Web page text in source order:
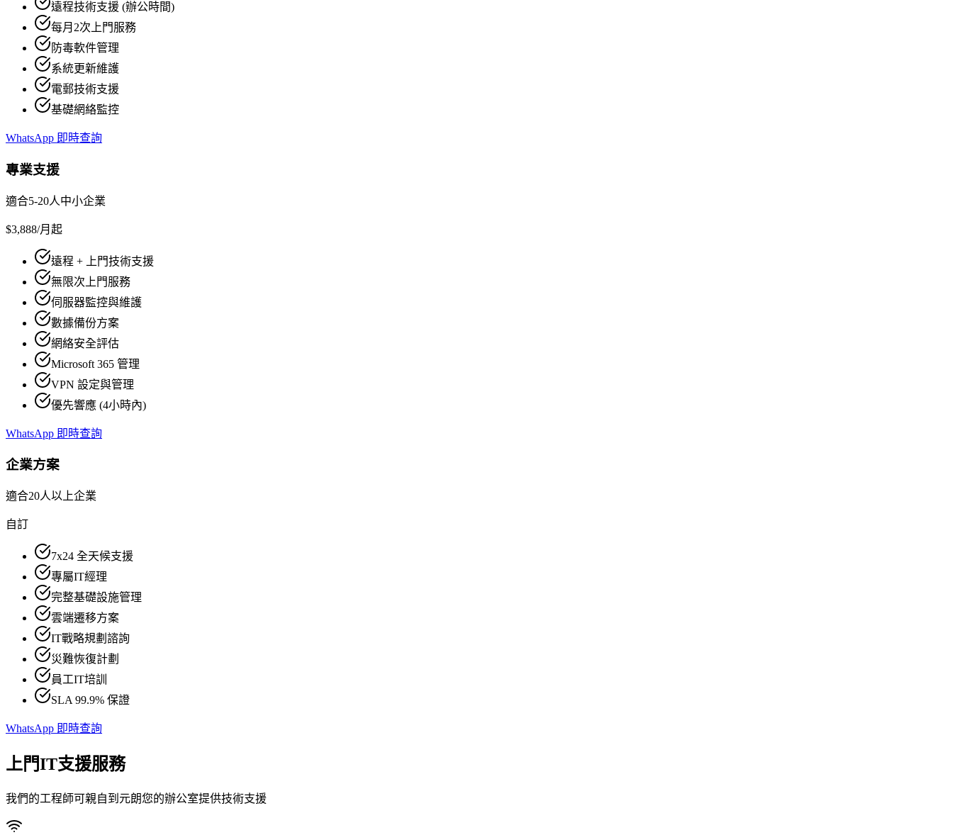
遠程技術支援 (辦公時間)
每月2次上門服務
防毒軟件管理
系統更新維護
電郵技術支援
基礎網絡監控
WhatsApp 即時查詢
專業支援
適合5-20人中小企業
$3,888/月起
遠程 + 上門技術支援
無限次上門服務
伺服器監控與維護
數據備份方案
網絡安全評估
Microsoft 365 管理
VPN 設定與管理
優先響應 (4小時內)
WhatsApp 即時查詢
企業方案
適合20人以上企業
自訂
7x24 全天候支援
專屬IT經理
完整基礎設施管理
雲端遷移方案
IT戰略規劃諮詢
災難恢復計劃
員工IT培訓
SLA 99.9% 保證
WhatsApp 即時查詢
上門IT支援服務
我們的工程師可親自到元朗您的辦公室提供技術支援